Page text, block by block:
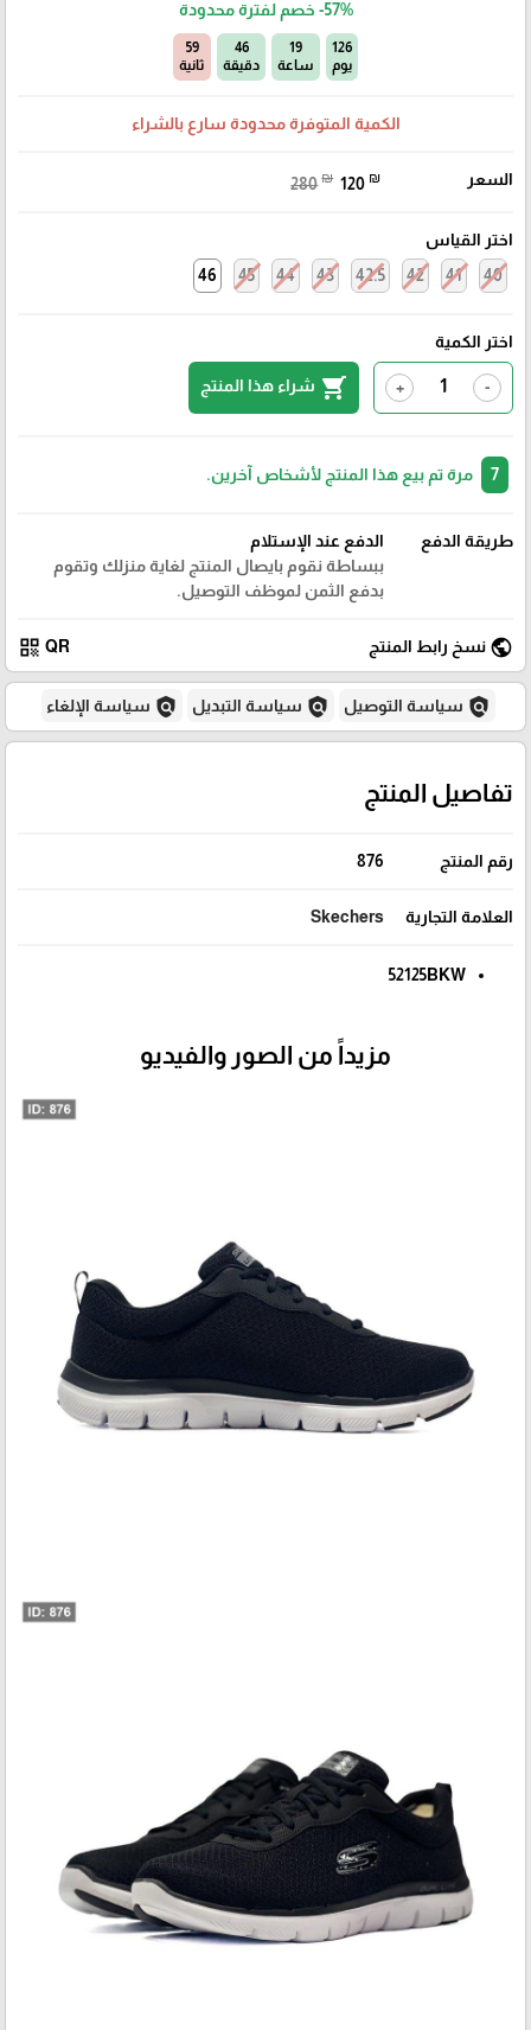
-57% خصم لفترة محدودة
126
يوم
19
ساعة
46
دقيقة
58
ثانية
الكمية المتوفرة محدودة سارع بالشراء
السعر 280 ₪ 120 ₪
اختر القياس
40
41
42
42.5
43
44
45
46
اختر الكمية
-
+
shopping_cart شراء هذا المنتج
مرة تم بيع هذا المنتج لأشخاص آخرين.
طريقة الدفع
الدفع عند الإستلام
ببساطة نقوم بايصال المنتج لغاية منزلك وتقوم
بدفع الثمن لموظف التوصيل.
public نسخ رابط المنتج QR
qr_code
policy سياسة التوصيل policy سياسة التبديل policy سياسة الإلغاء
تفاصيل المنتج
رقم المنتج 876
العلامة التجارية Skechers
52125BKW
مزيداً من الصور والفيديو